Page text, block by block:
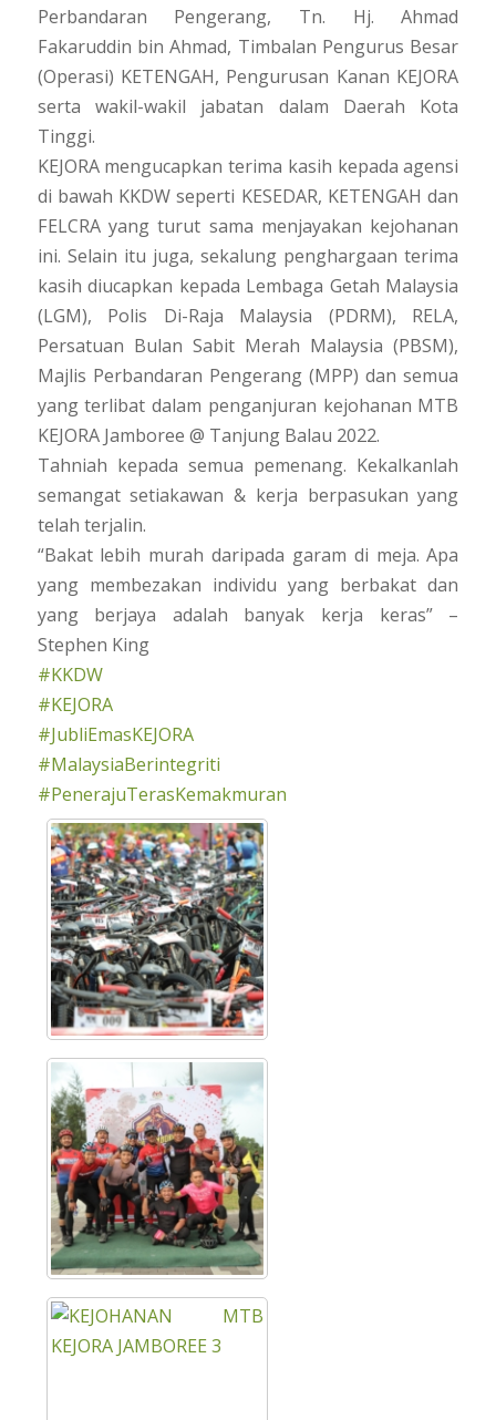
Perbandaran Pengerang, Tn. Hj. Ahmad
Fakaruddin bin Ahmad, Timbalan Pengurus Besar
(Operasi) KETENGAH, Pengurusan Kanan KEJORA
serta wakil-wakil jabatan dalam Daerah Kota
Tinggi.
KEJORA mengucapkan terima kasih kepada agensi
di bawah KKDW seperti KESEDAR, KETENGAH dan
FELCRA yang turut sama menjayakan kejohanan
ini. Selain itu juga, sekalung penghargaan terima
kasih diucapkan kepada Lembaga Getah Malaysia
(LGM), Polis Di-Raja Malaysia (PDRM), RELA,
Persatuan Bulan Sabit Merah Malaysia (PBSM),
Majlis Perbandaran Pengerang (MPP) dan semua
yang terlibat dalam penganjuran kejohanan MTB
KEJORA Jamboree @ Tanjung Balau 2022.
Tahniah kepada semua pemenang. Kekalkanlah
semangat setiakawan & kerja berpasukan yang
telah terjalin.
“Bakat lebih murah daripada garam di meja. Apa
yang membezakan individu yang berbakat dan
yang berjaya adalah banyak kerja keras” –
Stephen King
#KKDW
#KEJORA
#JubliEmasKEJORA
#MalaysiaBerintegriti
#PenerajuTerasKemakmuran